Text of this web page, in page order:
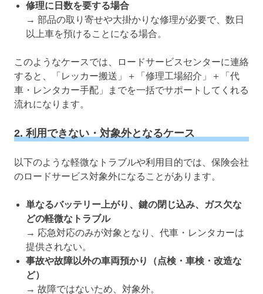
修理に日数を要する場合
→ 部品の取り寄せや大掛かりな修理が必要で、数日
以上車を預けることになる場合。
このようなケースでは、ロードサービスセンターに連絡
すると、「レッカー搬送」＋「修理工場紹介」＋「代
車・レンタカー手配」までを一括でサポートしてくれる
流れになります。
2. 利用できない・対象外となるケース
以下のような軽微なトラブルや利用目的では、保険会社
のロードサービス対象外になることがあります。
単なるバッテリー上がり、鍵の閉じ込み、ガス欠な
どの軽微なトラブル
→ 応急対応のみが対象となり、代車・レンタカーは
提供されない。
事故や故障以外の車両預かり（点検・車検・改造な
ど）
→ 故障ではないため、対象外。